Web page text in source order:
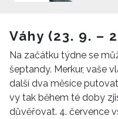
Váhy (23. 9. –
Na začátku týdne se
šeptandy. Merkur, vaše
další dva měsíce
vy tak během té doby
důvěřovat. 4. července